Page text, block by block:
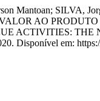
Mantoan; SILVA,
AO
ACTIVITIES:
Disponível em: